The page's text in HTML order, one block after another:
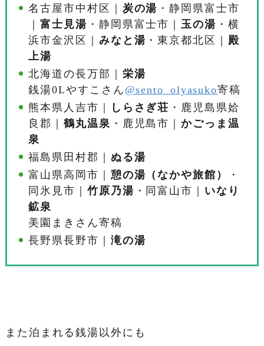
名古屋市中村区｜ 炭の湯 ・静岡県富士市
｜富士見湯 ・静岡県富士市｜ 玉の湯 ・横
浜市金沢区｜ みなと湯 ・東京都北区｜ 殿
上湯
北海道の長万部｜ 栄湯
銭湯0Lやすこさん @sento_olyasuko寄稿
熊本県人吉市｜
しらさぎ荘 ・鹿児島県姶
良郡｜鶴丸温泉 ・鹿児島市｜かごっま温
泉
福島県田村郡｜ ぬる湯
富山県高岡市｜ 憩の湯（なかや旅館）
・
同氷見市｜ 竹原乃湯 ・同富山市｜ いなり
鉱泉
美園まきさん寄稿
長野県長野市｜ 滝の湯
また泊まれる銭湯以外にも